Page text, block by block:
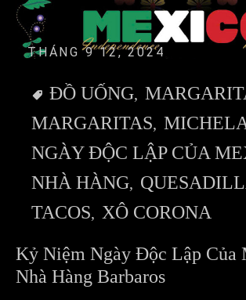
THÁNG 9 12, 2024
ĐỒ UỐNG
MARGARITAS
NGÀY ĐỘC LẬP CỦA
NHÀ HÀNG
TACOS XÔ CORONA
Kỷ Niệm Ngày Độc Lập Của
Nhà Hàng Barbaros